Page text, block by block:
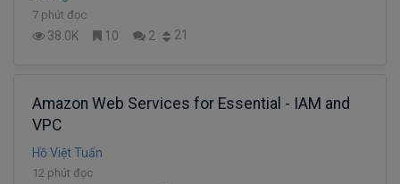
7 phút đọc
38.0K 10 2 21
Amazon Web Services for Essential - IAM and
VPC
Hồ Việt Tuấn
12 phút đọc